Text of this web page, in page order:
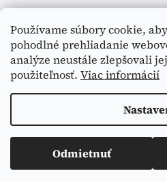
Používame súbory cookie,
pohodlné prehliadanie
analýze neustále zlepšovali
použiteľnosť. Viac informácií
Odmietnuť
Vytvoril
Copyright 2026Medi-Tex .